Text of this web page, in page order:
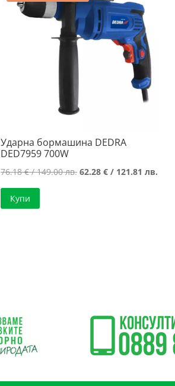
Ударна бормашина DEDRA
DED7959 700W
76.18€/ 149.00 лв. Original
62.28€ / 121.81 лв.
Купи